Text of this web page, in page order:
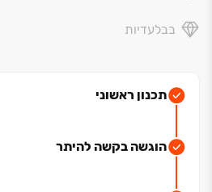
זהו הבית המושלם עבור אנשים
כולל:
בבלעדיות
תכנון ראשוני
הוגשה בקשה להיתר